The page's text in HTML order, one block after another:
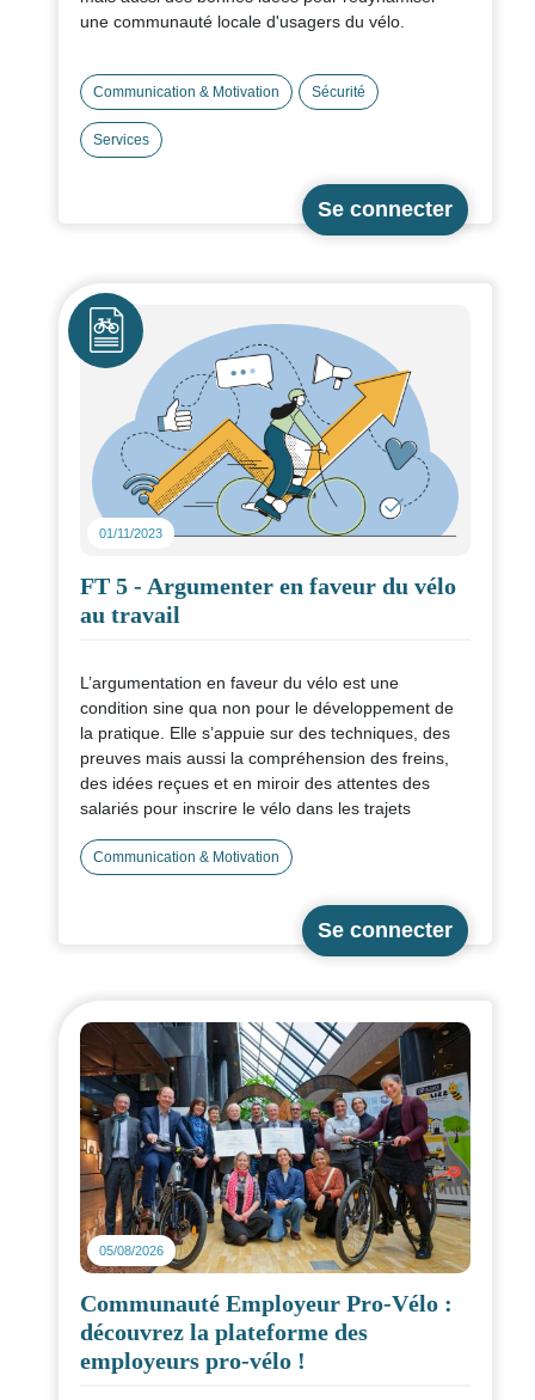
une communauté locale d'usagers du vélo.
Communication & Motivation Sécurité
Services
Icône
01/11/2023
FT 5 - Argumenter en faveur du vélo
au travail
L’argumentation en faveur du vélo est une
condition sine qua non pour le développement de
la pratique. Elle s’appuie sur des techniques, des
preuves mais aussi la compréhension des freins,
des idées reçues et en miroir des attentes des
salariés pour inscrire le vélo dans les trajets
Cette fiche, sourcée et documentée, vous
permettra d'élaborer des actions de
communication, de sensibilisation pour toucher un
plus grand nombre de salarié.es.
Communication & Motivation
05/08/2026
Communauté Employeur Pro-Vélo :
découvrez la plateforme des
employeurs pro-vélo !